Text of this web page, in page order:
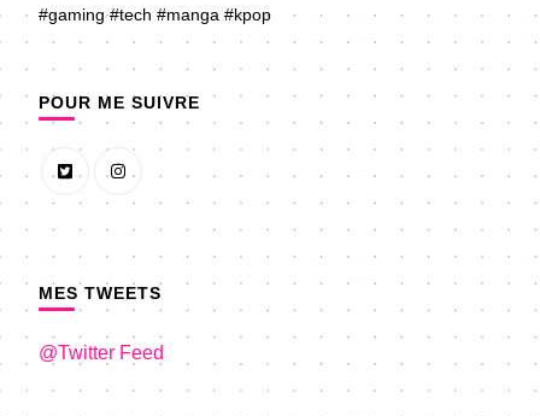
#gaming #tech #manga #kpop
POUR ME SUIVRE
MES TWEETS
@Twitter Feed